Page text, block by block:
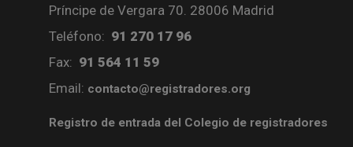
Príncipe de Vergara 70. 28006 Madrid
Teléfono: 91 270 17 96
Fax: 91 564 11 59
Email: contacto@registradores.org
Registro de entrada del Colegio de registradores